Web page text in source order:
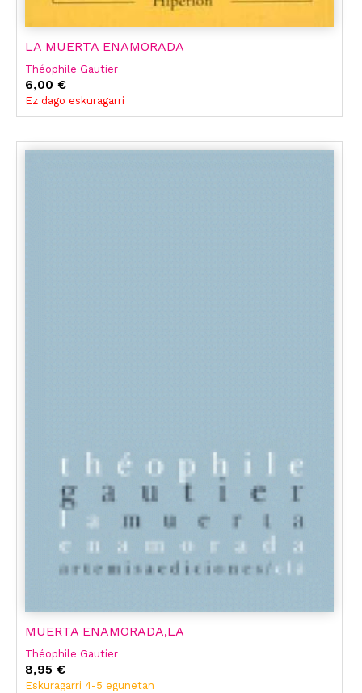
LA MUERTA ENAMORADA
Théophile Gautier
6,00 €
Ez dago eskuragarri
MUERTA ENAMORADA,LA
Théophile Gautier
8,95 €
Eskuragarri 4-5 egunetan